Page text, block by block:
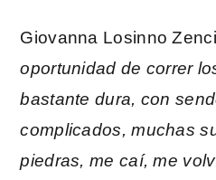
Giovanna Losinno
oportunidad de correr
bastante dura, con
complicados, muchas
piedras, me caí, me